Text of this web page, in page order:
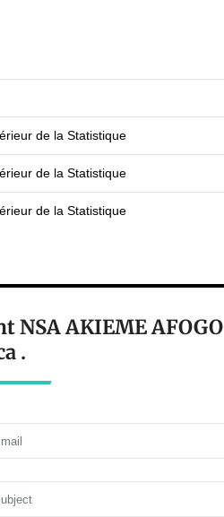
de la Statistique
de la Statistique
de la Statistique
NSA AKIEME AFOGO
.